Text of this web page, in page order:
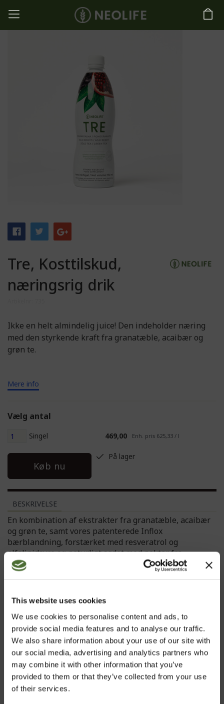
This website uses cookies
We use cookies to personalise content and ads, to
provide social media features and to analyse our traffic.
We also share information about your use of our site with
our social media, advertising and analytics partners who
may combine it with other information that you’ve
provided to them or that they’ve collected from your use
of their services.
Tre, Kosttilskud,
næringsrig drik
Ikke en helt almindelig juice! Den indeholder næring
med den styrkende kraft fra granatæble, acaibær og
grøn te.
Mere info
Vælg antal
Singel 469,00 Enh. pris 625,33 / l
Køb nu
På lager
BESKRIVELSE
En kombination af ekstrakter fra granatæble, acaibær
og grøn te, samt vores patenterede Inflox
bærblandning, forstærket med resveratrol og
alfalipidsyre og naturligt sødet med nektar fra
agavekaktusen.
grøn te.
Lækker – fra den første tår vil du opleve dens
forfriskende smag og unikke intensitet.
• For information om ingredienserne og ernæringsmæssige oplysninger:
klik på etiketten.
• Kosttilskud er ikke en erstatning for en varieret og afbalanceret kost og en
sund livsstil.
• Dosis i henhold til instruktionerne, må ikke overskrides.